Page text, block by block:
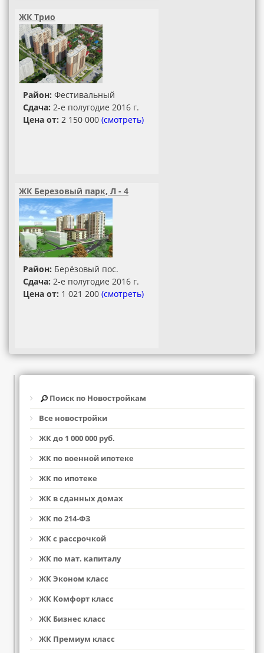
ЖК Трио
Район: Фестивальный
Сдача: 2-е полугодие 2016 г.
Цена от: 2 150 000 (смотреть)
ЖК Березовый парк, Л - 4
Район: Берёзовый пос.
Сдача: 2-е полугодие 2016 г.
Цена от: 1 021 200 (смотреть)
Поиск по Новостройкам
Все новостройки
ЖК до 1 000 000 руб.
ЖК по военной ипотеке
ЖК по ипотеке
ЖК в сданных домах
ЖК по 214-ФЗ
ЖК с рассрочкой
ЖК по мат. капиталу
ЖК Эконом класс
ЖК Комфорт класс
ЖК Бизнес класс
ЖК Премиум класс